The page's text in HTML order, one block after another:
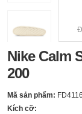
Nike Calm
200
Mã sản phẩm:
Kích cỡ: